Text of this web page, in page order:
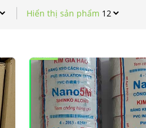
Hiển thị sản phẩm